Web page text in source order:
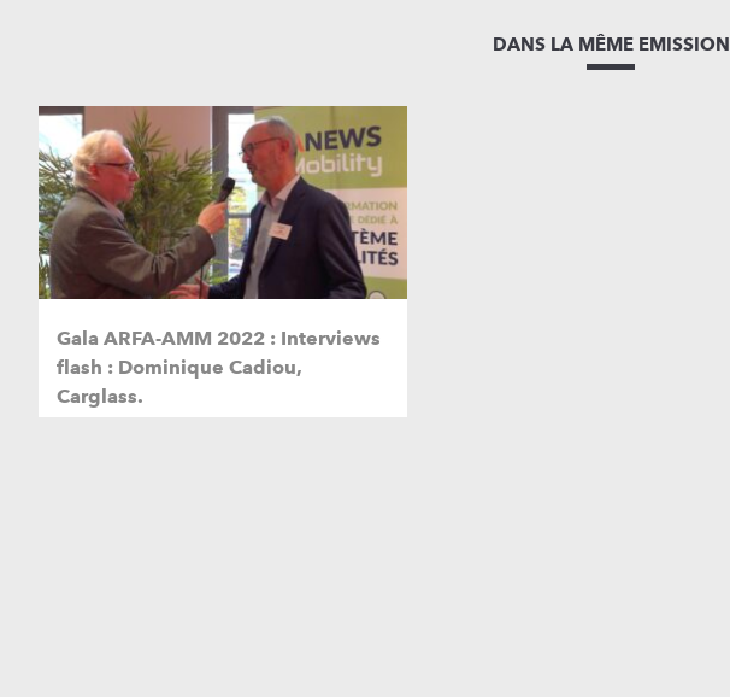
DANS LA MÊME EMISSION
Gala ARFA-AMM 2022 : Interviews
flash : Dominique Cadiou,
Carglass.